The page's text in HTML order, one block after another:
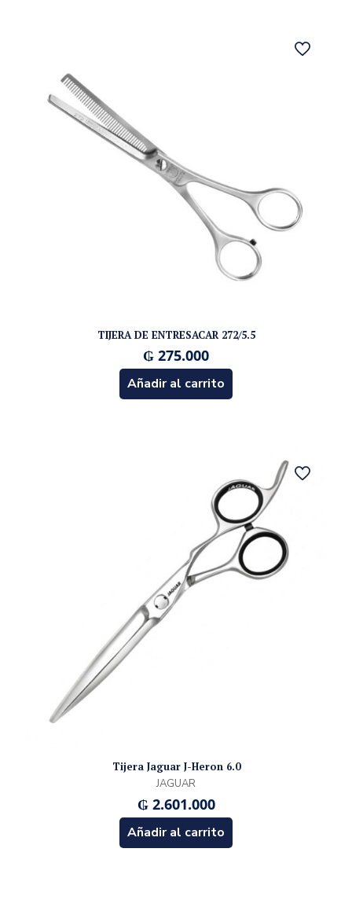
TIJERA DE ENTRESACAR 272/5.5
₲ 275.000
Añadir al carrito
Tijera Jaguar J-Heron 6.0
JAGUAR
₲2.601.000
Añadir al carrito